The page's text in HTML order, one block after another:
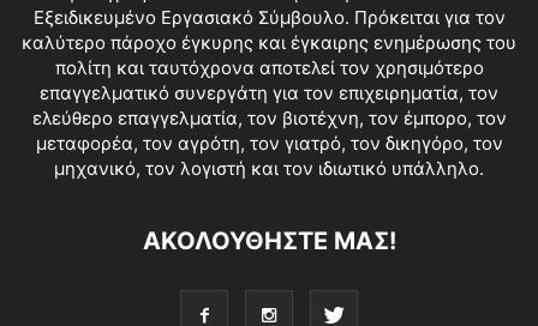
Εξειδικευμένο Εργασιακό Σύμβουλο. Πρόκειται για τον
καλύτερο πάροχο έγκυρης και έγκαιρης ενημέρωσης του
πολίτη και ταυτόχρονα αποτελεί τον χρησιμότερο
επαγγελματικό συνεργάτη για τον επιχειρηματία, τον
ελεύθερο επαγγελματία, τον βιοτέχνη, τον έμπορο, τον
μεταφορέα, τον αγρότη, τον γιατρό, τον δικηγόρο, τον
μηχανικό, τον λογιστή και τον ιδιωτικό υπάλληλο.
ΑΚΟΛΟΥΘΗΣΤΕ ΜΑΣ!